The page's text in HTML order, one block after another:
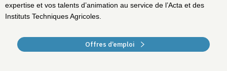
expertise et vos talents d’animation au service de l’Acta et des
Instituts Techniques Agricoles.
Offres d’emploi